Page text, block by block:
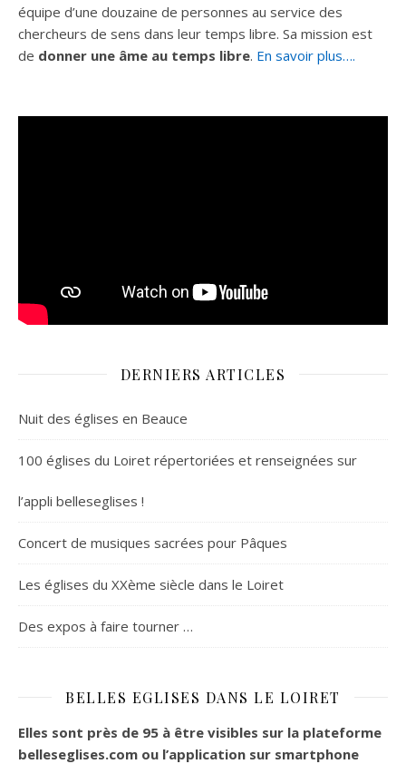
équipe d’une douzaine de personnes au service des
chercheurs de sens dans leur temps libre. Sa mission est
de donner une âme au temps libre. En savoir plus….
DERNIERS ARTICLES
Nuit des églises en Beauce
100 églises du Loiret répertoriées et renseignées sur
l’appli belleseglises !
Concert de musiques sacrées pour Pâques
Les églises du XXème siècle dans le Loiret
Des expos à faire tourner …
BELLES EGLISES DANS LE LOIRET
Elles sont près de 95 à être visibles sur la plateforme
belleseglises.com ou l’application sur smartphone